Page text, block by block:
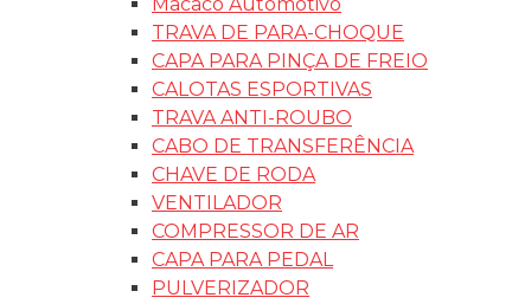
TRAVA DE PARA-CHOQUE
CAPA PARA PINÇA DE FREIO
CALOTAS ESPORTIVAS
TRAVA ANTI-ROUBO
CABO DE TRANSFERÊNCIA
CHAVE DE RODA
VENTILADOR
COMPRESSOR DE AR
CAPA PARA PEDAL
PULVERIZADOR